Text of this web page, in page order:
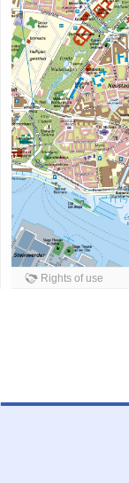
Rights of use